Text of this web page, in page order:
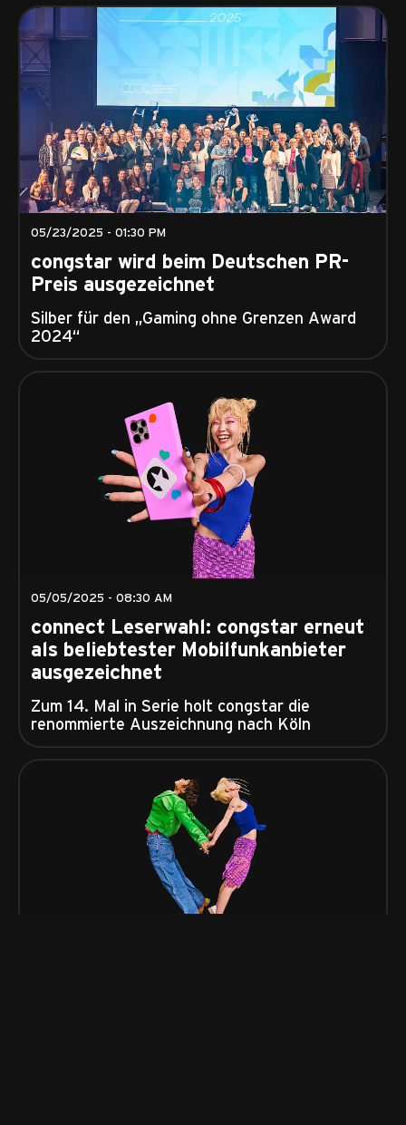
05/23/2025 - 01:30 PM
congstar wird beim Deutschen PR-
Preis ausgezeichnet
Silber für den „Gaming ohne Grenzen Award
2024“
05/05/2025 - 08:30 AM
connect Leserwahl: congstar erneut
als beliebtester Mobilfunkanbieter
ausgezeichnet
Zum 14. Mal in Serie holt congstar die
renommierte Auszeichnung nach Köln